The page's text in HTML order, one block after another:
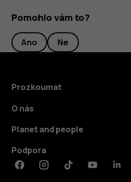
Pomohlo vám to?
Ano Ne
Prozkoumat
O nás
Planet and people
Podpora
FacebookInstagramTiktokYoutube